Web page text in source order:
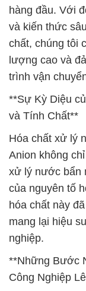
hàng đầu. Với
và kiến thức
chất, chúng tôi
lượng cao và
trình vận
**Sự Kỳ Diệu
và Tính Chất**
Hóa chất xử lý
Anion không
xử lý nước bẩn
của nguyên tố
hóa chất này
mang lại hiệu
nghiệp.
**Những Bước
Công Nghiệp